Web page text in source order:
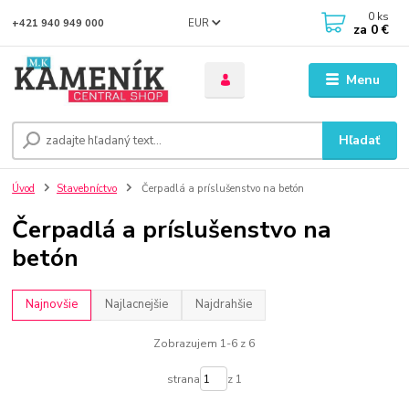
Menu
EUR
Hľadať
+421 940 949 000 0 ks
za 0 €
Úvod Stavebníctvo Čerpadlá a príslušenstvo na betón
Čerpadlá a príslušenstvo na
betón
Najnovšie Najlacnejšie Najdrahšie
Zobrazujem 1-6 z 6
strana z 1